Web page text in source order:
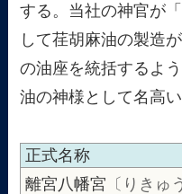
する。当社の神官が
して荏胡麻油の製造
の油座を統括するよ
油の神様として名高い
正式名称
離宮八幡宮 〔りきゅ